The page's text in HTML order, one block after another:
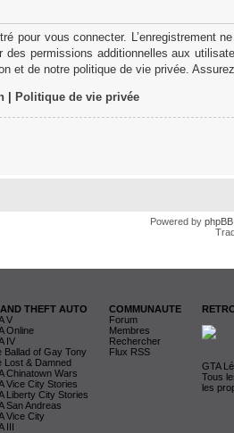
pour vous connecter. L’enregistrement
des permissions additionnelles aux
et de notre politique de vie privée.
| Politique de vie privée
Powered by phpBB
THEFT AUTO
V
Online
IV
Ballad of Gay Tony
Lost & Damned
Chinatown Wars
Vice City Stories
Liberty City Stories
San Andreas
Vice City
III
COMMUNAUTE
Forum
Membres
Rechercher
Flux RSS
GTA
Tous
les